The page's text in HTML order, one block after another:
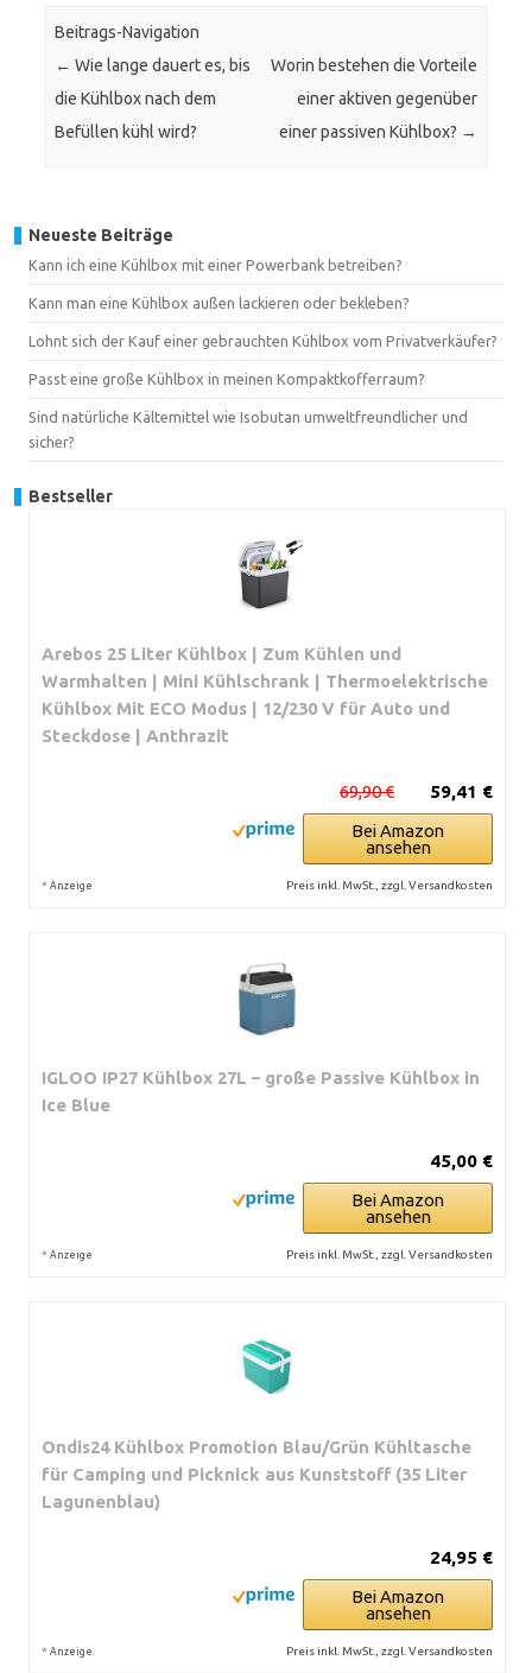
Beitrags-Navigation
← Wie lange dauert es, bis
die Kühlbox nach dem
Befüllen kühl wird?
Worin bestehen die Vorteile
einer aktiven gegenüber
einer passiven Kühlbox? →
Neueste Beiträge
Kann ich eine Kühlbox mit einer Powerbank betreiben?
Kann man eine Kühlbox außen lackieren oder bekleben?
Lohnt sich der Kauf einer gebrauchten Kühlbox vom Privatverkäufer?
Passt eine große Kühlbox in meinen Kompaktkofferraum?
Sind natürliche Kältemittel wie Isobutan umweltfreundlicher und
sicher?
Bestseller
Arebos 25 Liter Kühlbox | Zum Kühlen und
Warmhalten | Mini Kühlschrank | Thermoelektrische
Kühlbox Mit ECO Modus | 12/230 V für Auto und
Steckdose | Anthrazit
59,41 €
69,90 €
Bei Amazon
ansehen
* Anzeige Preis inkl. MwSt., zzgl. Versandkosten
IGLOO IP27 Kühlbox 27L – große Passive Kühlbox in
Ice Blue
45,00 €
Bei Amazon
ansehen
* Anzeige Preis inkl. MwSt., zzgl. Versandkosten
Ondis24 Kühlbox Promotion Blau/Grün Kühltasche
für Camping und Picknick aus Kunststoff (35 Liter
Lagunenblau)
24,95 €
Bei Amazon
ansehen
* Anzeige Preis inkl. MwSt., zzgl. Versandkosten